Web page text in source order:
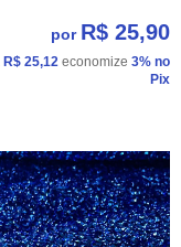
por R$ 25,90
R$ 25,12 economize 3% no
Pix